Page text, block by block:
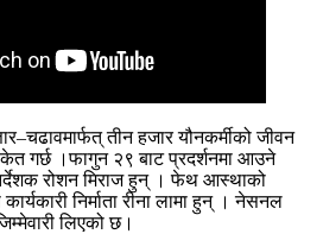
तीन हजार यौनकर्मीको जीवन
गर्छ ।फागुन २९ बाट प्रदर्शनमा आउने
रोशन मिराज हुन् । फेथ आस्थाको
निर्माता रीना लामा हुन् । नेसनल
लिएको छ।